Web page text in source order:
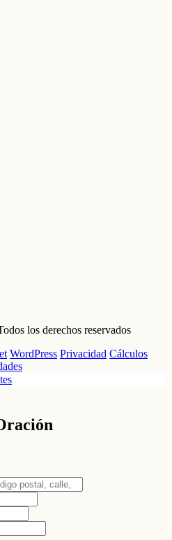
los derechos reservados
WordPress Privacidad Cálculos